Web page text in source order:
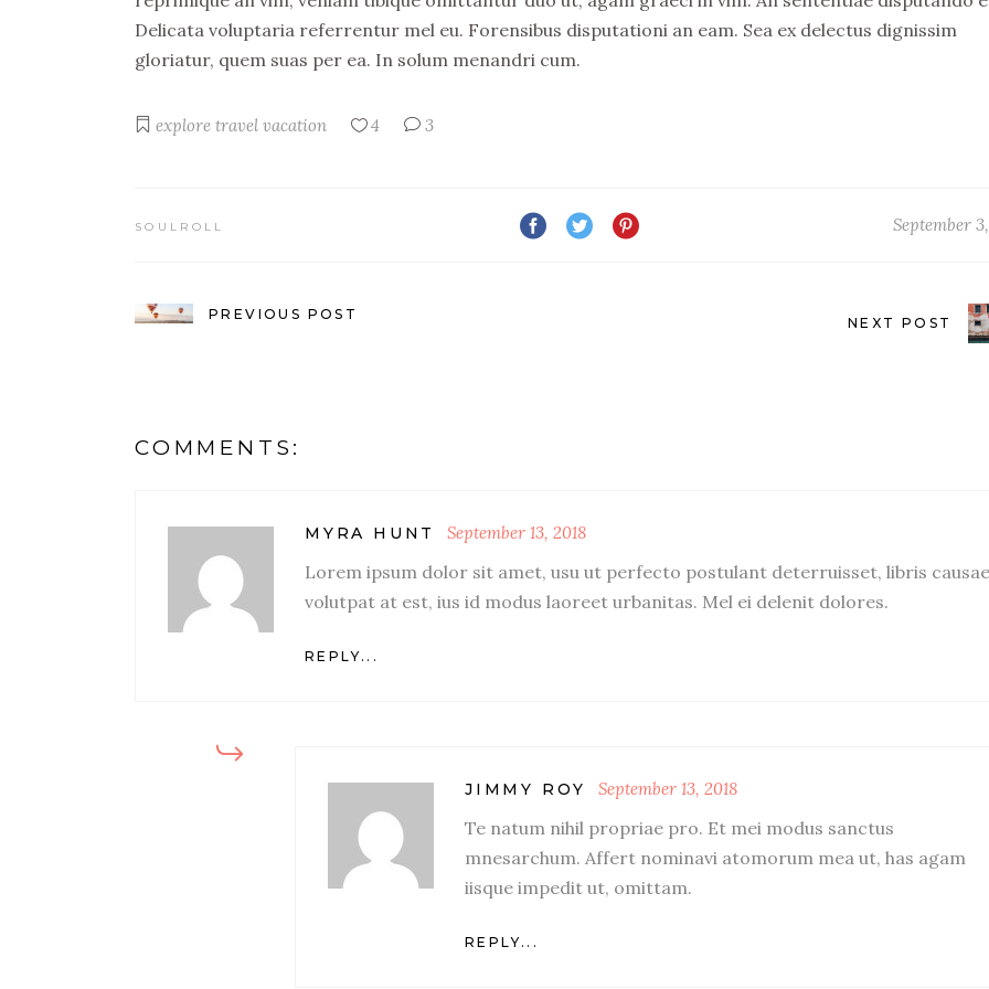
Delicata voluptaria referrentur mel eu. Forensibus disputationi an eam. Sea ex delectus dignissim
gloriatur, quem suas per ea. In solum menandri cum.
explore travel vacation 4 3
SOULROLL September
PREVIOUS POST
NEXT POST
COMMENTS:
MYRA HUNT September 13, 2018
Lorem ipsum dolor sit amet, usu ut perfecto postulant deterruisset, libris causae
volutpat at est, ius id modus laoreet urbanitas. Mel ei delenit dolores.
REPLY...
JIMMY ROY September 13, 2018
Te natum nihil propriae pro. Et mei modus sanctus
mnesarchum. Affert nominavi atomorum mea ut, has agam
iisque impedit ut, omittam.
REPLY...